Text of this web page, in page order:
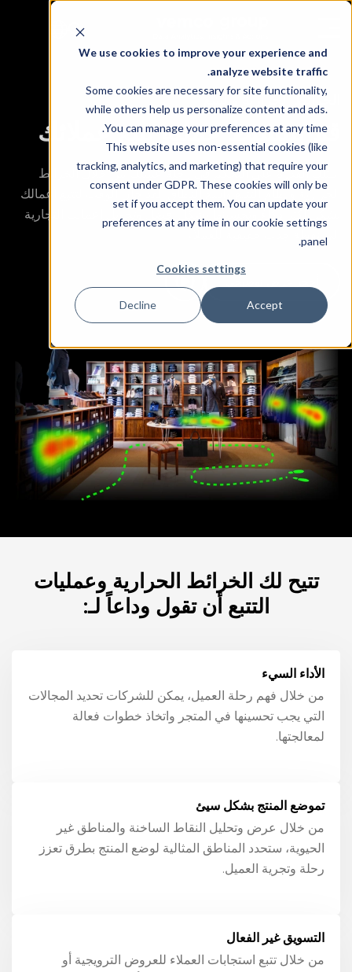
We use cookies to improve your experience and
analyze website traffic.
Some cookies are necessary for site functionality,
while others help us personalize content and ads.
You can manage your preferences at any time.
This website uses non-essential cookies (like
tracking, analytics, and marketing) that require your
consent under GDPR. These cookies will only be
set if you accept them. You can update your
preferences at any time in our cookie settings
panel.
Cookies settings
Accept
Decline
الخرائط الحرارية والتتبع
قم بتنشيط عملية تتبع عملائك
امتلك القدرة على التحكم في رحلة عميلك من خلال الخرائط
الحرارية ونظام التتبع واسع النطاق. لقد حان الوقت لتتبع أعمالك
بشكل أكثر ذكاءً وتحسينها بشكل أفضل وتحويل أعمالك التجارية
إلى نقطة جذب حقيقية للعملاء.
تتيح لك الخرائط الحرارية وعمليات
التتبع أن تقول وداعاً لـ:
الأداء السيء
من خلال فهم رحلة العميل، يمكن للشركات تحديد المجالات
التي يجب تحسينها في المتجر واتخاذ خطوات فعالة
لمعالجتها.
تموضع المنتج بشكل سيئ
من خلال عرض وتحليل النقاط الساخنة والمناطق غير
الحيوية، ستحدد المناطق المثالية لوضع المنتج بطرق تعزز
رحلة وتجرية العميل.
التسويق غير الفعال
من خلال تتبع استجابات العملاء للعروض الترويجية أو